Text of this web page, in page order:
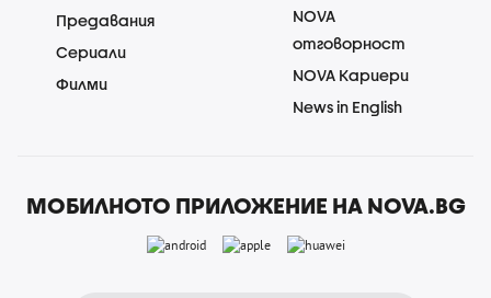
Предавания
Сериали
Филми
NOVA
отговорност
NOVA Кариери
News in English
МОБИЛНОТО ПРИЛОЖЕНИЕ НА NOVA.BG